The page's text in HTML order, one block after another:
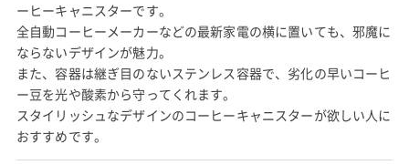
ーヒーキャニスターです。
全自動コーヒーメーカーなどの最新家電の横に置いても、邪魔に
ならないデザインが魅力。
また、容器は継ぎ目のないステンレス容器で、劣化の早いコーヒ
ー豆を光や酸素から守ってくれます。
スタイリッシュなデザインのコーヒーキャニスターが欲しい人に
おすすめです。